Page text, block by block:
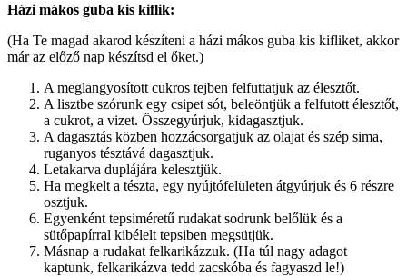
Házi mákos guba kis kiflik:
(Ha Te magad akarod készíteni a házi mákos guba kis kifliket, akkor
már az előző nap készítsd el őket.)
A meglangyosított cukros tejben felfuttatjuk az élesztőt.
A lisztbe szórunk egy csipet sót, beleöntjük a felfutott élesztőt,
a cukrot, a vizet. Összegyúrjuk, kidagasztjuk.
A dagasztás közben hozzácsorgatjuk az olajat és szép sima,
ruganyos tésztává dagasztjuk.
Letakarva duplájára kelesztjük.
Ha megkelt a tészta, egy nyújtófelületen átgyúrjuk és 6 részre
osztjuk.
Egyenként tepsiméretű rudakat sodrunk belőlük és a
sütőpapírral kibélelt tepsiben megsütjük.
Másnap a rudakat felkarikázzuk. (Ha túl nagy adagot
kaptunk, felkarikázva tedd zacskóba és fagyaszd le!)